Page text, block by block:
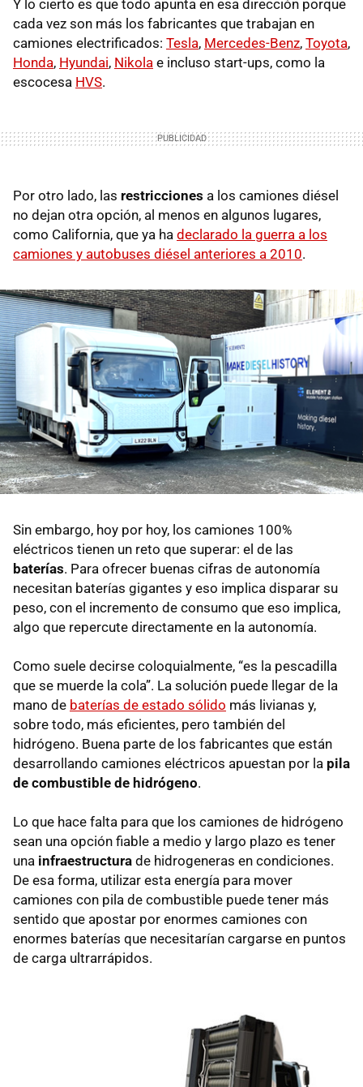
Y lo cierto es que todo apunta en esa dirección porque
cada vez son más los fabricantes que trabajan en
camiones electrificados: Tesla, Mercedes-Benz, Toyota,
Honda, Hyundai, Nikola e incluso start-ups, como la
escocesa HVS.
Por otro lado, las restricciones a los camiones diésel
no dejan otra opción, al menos en algunos lugares,
como California, que ya ha declarado la guerra a los
camiones y autobuses diésel anteriores a 2010.
Sin embargo, hoy por hoy, los camiones 100%
eléctricos tienen un reto que superar: el de las
baterías. Para ofrecer buenas cifras de autonomía
necesitan baterías gigantes y eso implica disparar su
peso, con el incremento de consumo que eso implica,
algo que repercute directamente en la autonomía.
Como suele decirse coloquialmente, “es la pescadilla
que se muerde la cola”. La solución puede llegar de la
mano de baterías de estado sólido más livianas y,
sobre todo, más eficientes, pero también del
hidrógeno. Buena parte de los fabricantes que están
desarrollando camiones eléctricos apuestan por la pila
de combustible de hidrógeno.
Lo que hace falta para que los camiones de hidrógeno
sean una opción fiable a medio y largo plazo es tener
una infraestructura de hidrogeneras en condiciones.
De esa forma, utilizar esta energía para mover
camiones con pila de combustible puede tener más
sentido que apostar por enormes camiones con
enormes baterías que necesitarían cargarse en puntos
de carga ultrarrápidos.